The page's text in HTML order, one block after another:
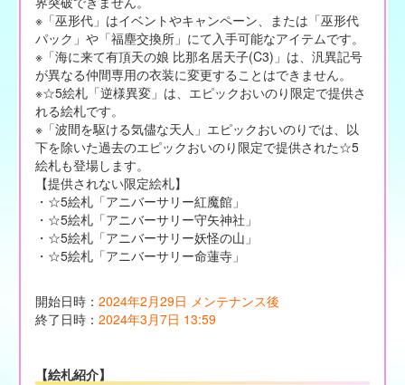
※「巫形代」はイベントやキャンペーン、または「巫形代
パック」や「福塵交換所」にて入手可能なアイテムです。
※「海に来て有頂天の娘 比那名居天子(C3)」は、汎異記号
が異なる仲間専用の衣装に変更することはできません。
※☆5絵札「逆様異変」は、エピックおいのり限定で提供さ
れる絵札です。
※「波間を駆ける気儘な天人」エピックおいのりでは、以
下を除いた過去のエピックおいのり限定で提供された☆5
絵札も登場します。
【提供されない限定絵札】
・☆5絵札「アニバーサリー紅魔館」
・☆5絵札「アニバーサリー守矢神社」
・☆5絵札「アニバーサリー妖怪の山」
・☆5絵札「アニバーサリー命蓮寺」
開始日時： 2024年2月29日 メンテナンス後
終了日時： 2024年3月7日 13:59
【絵札紹介】